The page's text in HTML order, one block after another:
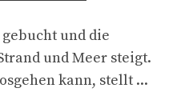
und die
und Meer steigt.
kann, stellt ...